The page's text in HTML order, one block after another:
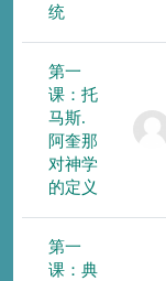
统
第一
课：托
马斯.
阿奎那
对神学
的定义
第一
课：典